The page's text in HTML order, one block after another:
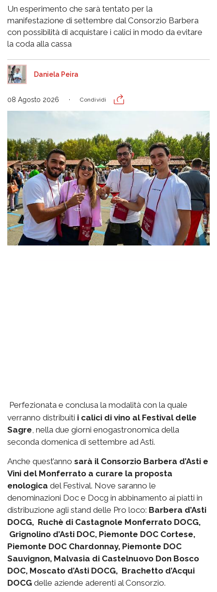
Un esperimento che sarà tentato per la
manifestazione di settembre dal Consorzio Barbera
con possibilità di acquistare i calici in modo da evitare
la coda alla cassa
Daniela Peira
08 Agosto 2026 Condividi
Perfezionata e conclusa la modalità con la quale
verranno distribuiti i calici di vino al Festival delle
Sagre, nella due giorni enogastronomica della
seconda domenica di settembre ad Asti.
Anche quest’anno sarà il Consorzio Barbera d’Asti e
Vini del Monferrato a curare la proposta
enologica del Festival. Nove saranno le
denominazioni Doc e Docg in abbinamento ai piatti in
distribuzione agli stand delle Pro loco: Barbera d’Asti
DOCG, Ruchè di Castagnole Monferrato DOCG,
Grignolino d’Asti DOC, Piemonte DOC Cortese,
Piemonte DOC Chardonnay, Piemonte DOC
Sauvignon, Malvasia di Castelnuovo Don Bosco
DOC, Moscato d’Asti DOCG, Brachetto d’Acqui
DOCG delle aziende aderenti al Consorzio.